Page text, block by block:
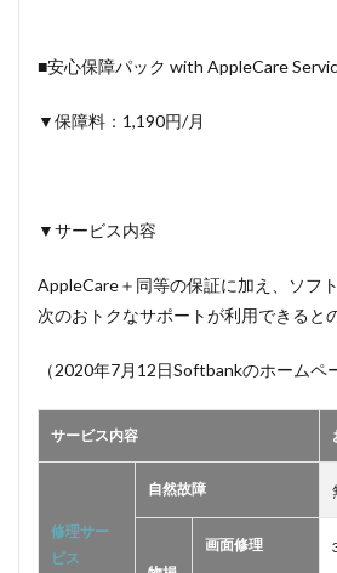
■安心保障パック with AppleCare
▼保障料：1,190円/月
▼サービス内容
AppleCare＋同等の保証に加え、ソフ
次のおトクなサポートが利用できると
（2020年7月12日Softbankのホームペ
サービス内容
修理サー
ビス
自然故障
画面修理